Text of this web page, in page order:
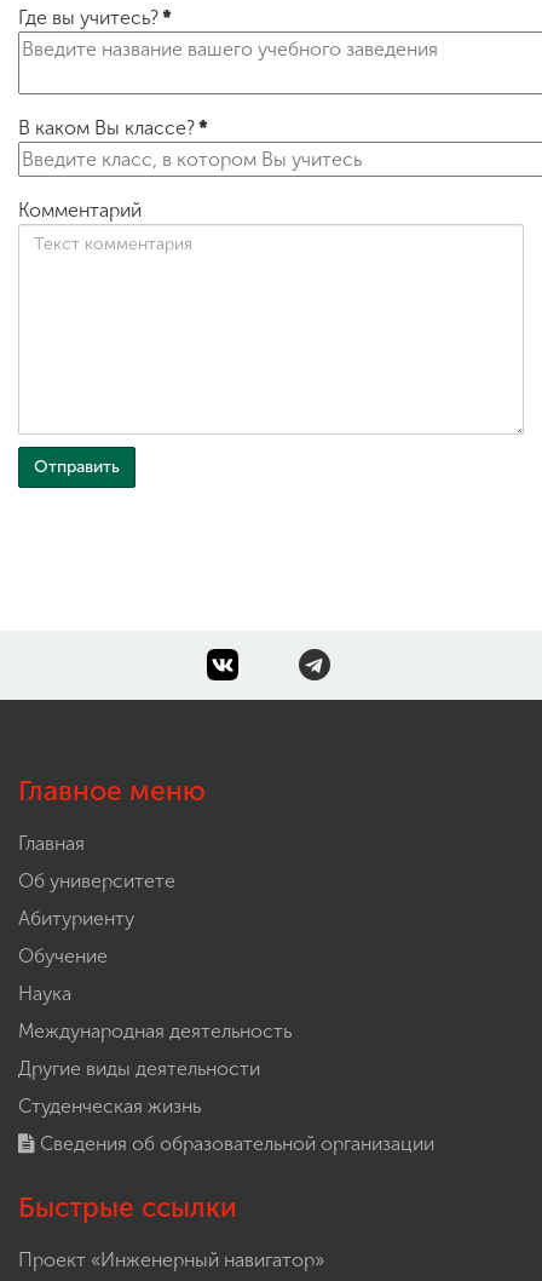
Где вы учитесь?*
В каком Вы классе?*
Комментарий
Главное меню
Главная
Об университете
Абитуриенту
Обучение
Наука
Международная деятельность
Другие виды деятельности
Студенческая жизнь
Сведения об образовательной организации
Быстрые ссылки
Проект «Инженерный навигатор»